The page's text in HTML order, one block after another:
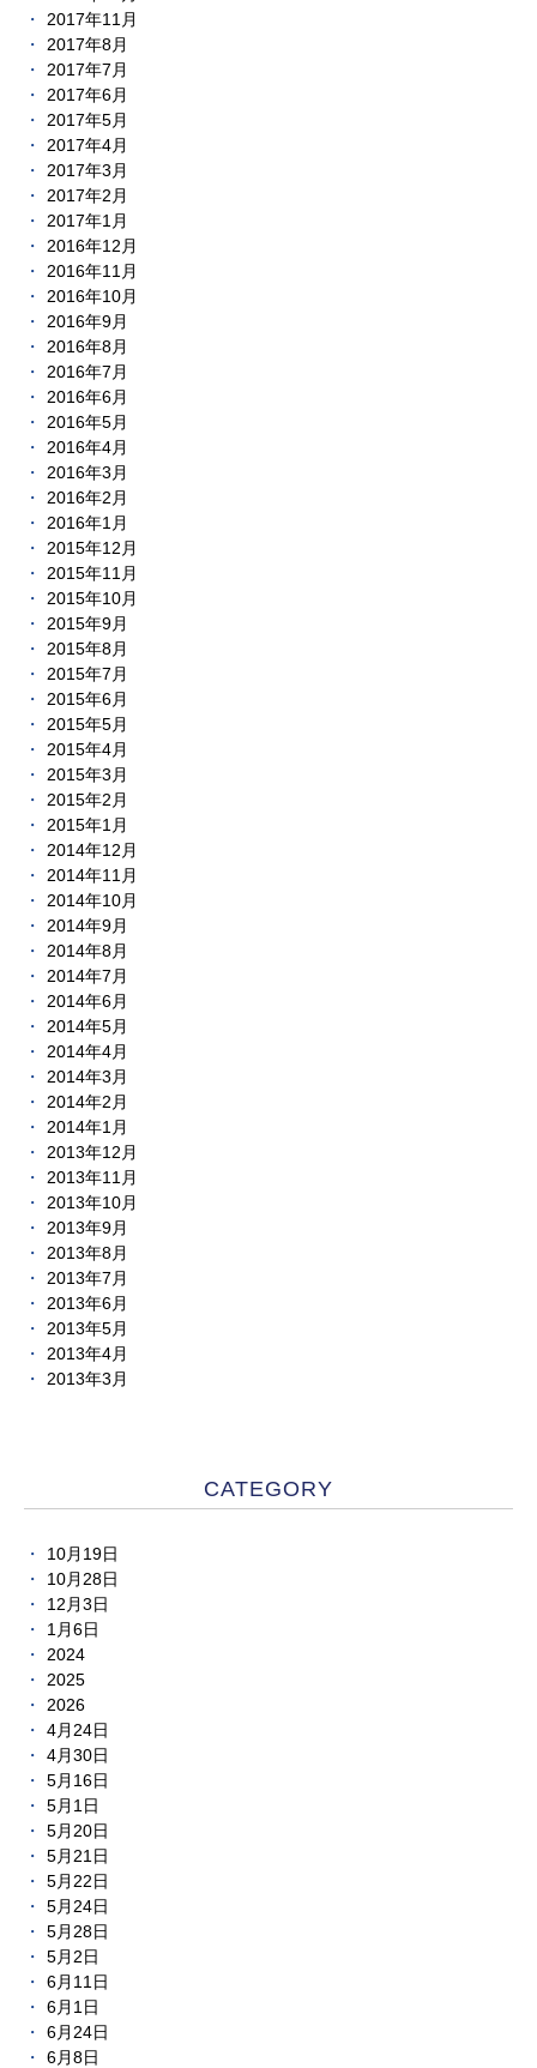
2017年11月
2017年8月
2017年7月
2017年6月
2017年5月
2017年4月
2017年3月
2017年2月
2017年1月
2016年12月
2016年11月
2016年10月
2016年9月
2016年8月
2016年7月
2016年6月
2016年5月
2016年4月
2016年3月
2016年2月
2016年1月
2015年12月
2015年11月
2015年10月
2015年9月
2015年8月
2015年7月
2015年6月
2015年5月
2015年4月
2015年3月
2015年2月
2015年1月
2014年12月
2014年11月
2014年10月
2014年9月
2014年8月
2014年7月
2014年6月
2014年5月
2014年4月
2014年3月
2014年2月
2014年1月
2013年12月
2013年11月
2013年10月
2013年9月
2013年8月
2013年7月
2013年6月
2013年5月
2013年4月
2013年3月
CATEGORY
10月19日
10月28日
12月3日
1月6日
2024
2025
2026
4月24日
4月30日
5月16日
5月1日
5月20日
5月21日
5月22日
5月24日
5月28日
5月2日
6月11日
6月1日
6月24日
6月8日